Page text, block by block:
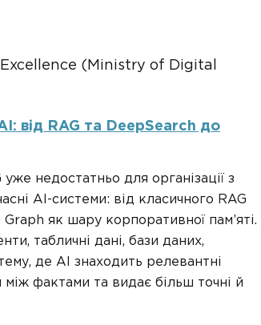
(Ministry of Digital
від RAG та DeepSearch до
недостатньо для організації з
AI-системи: від класичного RAG
як шару корпоративної пам’яті.
табличні дані, бази даних,
де AI знаходить релевантні
фактами та видає більш точні й